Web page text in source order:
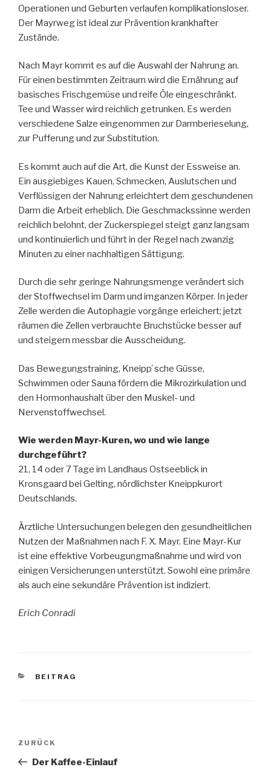
Operationen und Geburten verlaufen komplikationsloser.
Der Mayrweg ist ideal zur Prävention krankhafter
Zustände.
Nach Mayr kommt es auf die Auswahl der Nahrung an.
Für einen bestimmten Zeitraum wird die Ernährung auf
basisches Frischgemüse und reife Öle eingeschränkt.
Tee und Wasser wird reichlich getrunken. Es werden
verschiedene Salze eingenommen zur Darmberieselung,
zur Pufferung und zur Substitution.
Es kommt auch auf die Art, die Kunst der Essweise an.
Ein ausgiebiges Kauen, Schmecken, Auslutschen und
Verflüssigen der Nahrung erleichtert dem geschundenen
Darm die Arbeit erheblich. Die Geschmackssinne werden
reichlich belohnt, der Zuckerspiegel steigt ganz langsam
und kontinuierlich und führt in der Regel nach zwanzig
Minuten zu einer nachhaltigen Sättigung.
Durch die sehr geringe Nahrungsmenge verändert sich
der Stoffwechsel im Darm und imganzen Körper. In jeder
Zelle werden die Autophagie vorgänge erleichert; jetzt
räumen die Zellen verbrauchte Bruchstücke besser auf
und steigern messbar die Ausscheidung.
Das Bewegungstraining, Kneipp ́sche Güsse,
Schwimmen oder Sauna fördern die Mikrozirkulation und
den Hormonhaushalt über den Muskel- und
Nervenstoffwechsel.
Wie werden Mayr-Kuren, wo und wie lange
durchgeführt?
21, 14 oder 7 Tage im Landhaus Ostseeblick in
Kronsgaard bei Gelting, nördlichster Kneippkurort
Deutschlands.
Ärztliche Untersuchungen belegen den gesundheitlichen
Nutzen der Maßnahmen nach F. X. Mayr. Eine Mayr-Kur
ist eine effektive Vorbeugungmaßnahme und wird von
einigen Versicherungen unterstützt. Sowohl eine primäre
als auch eine sekundäre Prävention ist indiziert.
Erich Conradi
KATEGORIEN
BEITRAG
Beitragsnavigation
Vorheriger
Beitrag
ZURÜCK
Der Kaffee-Einlauf